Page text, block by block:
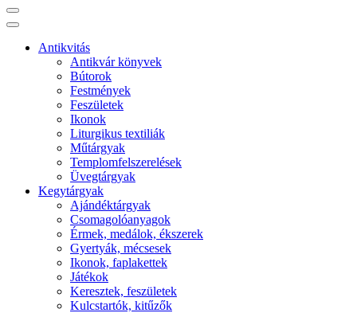
Antikvitás
Antikvár könyvek
Bútorok
Festmények
Feszületek
Ikonok
Liturgikus textiliák
Műtárgyak
Templomfelszerelések
Üvegtárgyak
Kegytárgyak
Ajándéktárgyak
Csomagolóanyagok
Érmek, medálok, ékszerek
Gyertyák, mécsesek
Ikonok, faplakettek
Játékok
Keresztek, feszületek
Kulcstartók, kitűzők